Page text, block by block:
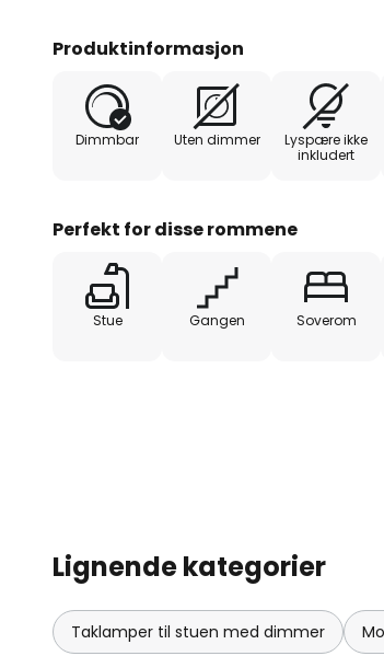
reflekterende
Produktinformasjon
Dimmbar Uten dimmer
Lyspære ikke
inkludert
Perfekt for disse rommene
Stue Gangen Soverom
Lignende kategorier
Taklamper til stuen med dimmer